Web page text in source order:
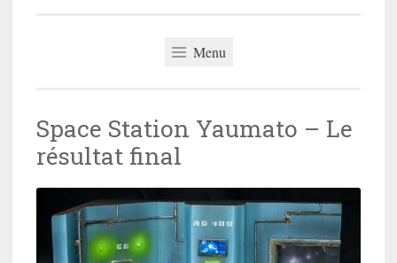
Menu
Space Station Yaumato – Le
résultat final